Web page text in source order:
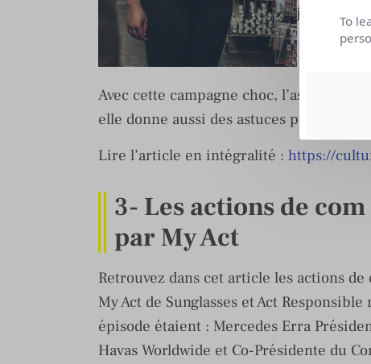
jeunes.
Avec cette campagne choc,
elle donne aussi des astuces pour
Lire l’article en intégralité : https://
3- Les actions de
par My Act
Retrouvez dans cet article les actions
My Act de Sunglasses et Act
épisode étaient : Mercedes Erra
Havas Worldwide et Co-Présidente du
To